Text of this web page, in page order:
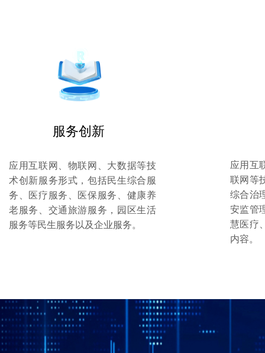
服务创新
应用互
联网等
综合治
安监管
慧医疗
内容。
应用互联网、物联网、大数据等技
术创新服务形式，包括民生综合服
务、医疗服务、医保服务、健康养
老服务、交通旅游服务，园区生活
服务等民生服务以及企业服务。